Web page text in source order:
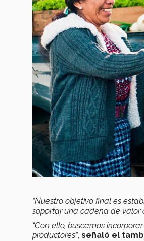
“Nuestro objetivo final es
soportar una cadena de valor
“Con ello, buscamos
productores”, señaló el